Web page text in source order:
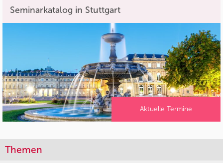
Seminarkatalog in Stuttgart
Aktuelle Termine
Themen